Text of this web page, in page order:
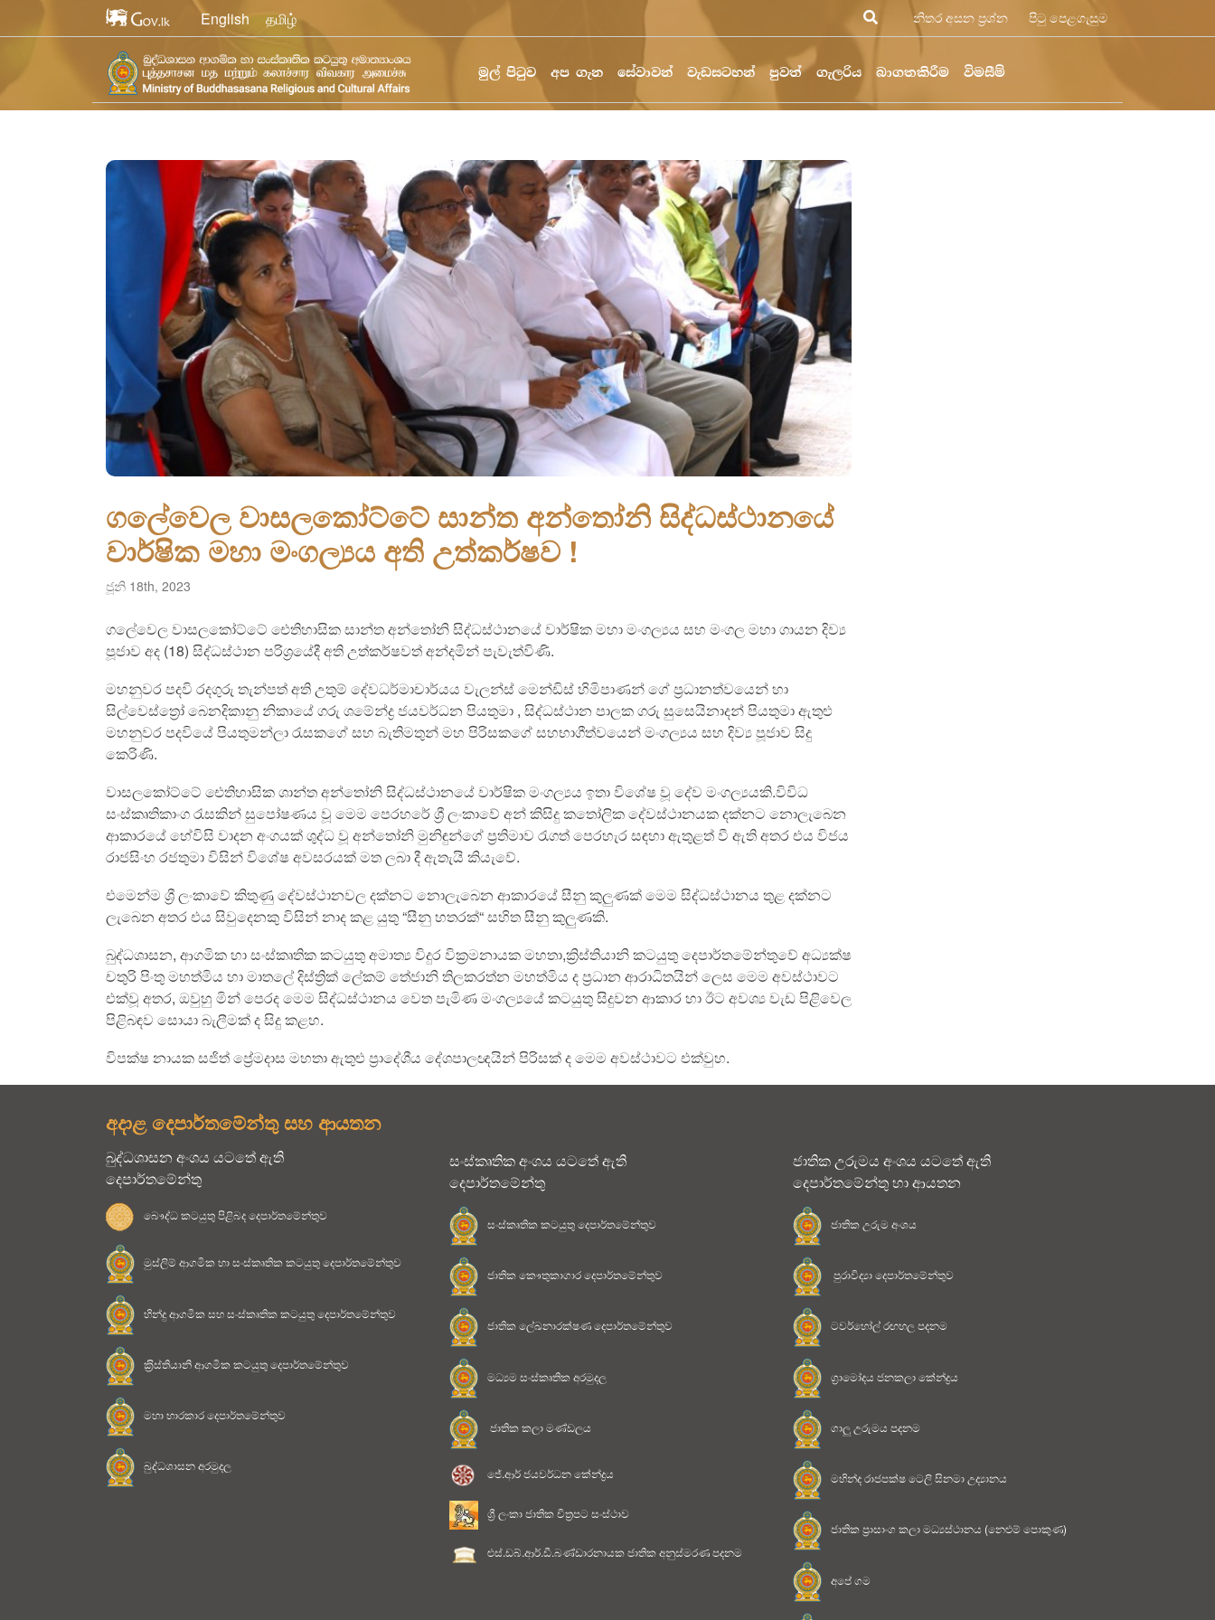
English தமிழ் නිතර අසන ප්‍රශ්න පිටු පෙළගැසුම
මුල් පිටුව අප ගැන සේවාවන් වැඩසටහන් පුවත් ගැලරිය බාගතකිරීම විමසීම්
ගලේවෙල වාසලකෝට්ටේ සාන්ත අන්තෝනි සිද්ධස්ථානයේ
වාර්ෂික මහා මංගල්‍යය අති උත්කර්ෂව !
ජූනි 18th, 2023
ගලේවෙල වාසලකෝට්ටේ ඓතිහාසික සාන්ත අන්තෝනි සිද්ධස්ථානයේ වාර්ෂික මහා මංගල්‍යය සහ මංගල මහා ගායන දිව්‍ය
පූජාව අද (18) සිද්ධස්ථාන පරිශ්‍රයේදී අති උත්කර්ෂවත් අන්දමින් පැවැත්විණි.
මහනුවර පදවි රදගුරු තැන්පත් අති උතුම් දේවධර්මාචාර්යය වැලන්ස් මෙන්ඩිස් හිමිපාණන් ගේ ප්‍රධානත්වයෙන් හා
සිල්වෙස්ත්‍රෝ බෙනදිකානු නිකායේ ගරු ශමේන්ද්‍ර ජයවර්ධන පියතුමා , සිද්ධස්ථාන පාලක ගරු සුසෙයිනාදන් පියතුමා ඇතුළු
මහනුවර පදවියේ පියතුමන්ලා රැසකගේ සහ බැතිමතුන් මහ පිරිසකගේ සහභාගීත්වයෙන් මංගල්‍යය සහ දිව්‍ය පූජාව සිදු
කෙරිණි.
වාසලකෝට්ටේ ඓතිහාසික ශාන්ත අන්තෝනි සිද්ධස්ථානයේ වාර්ෂික මංගල්‍යය ඉතා විශේෂ වූ දේව මංගල්‍යයකි.විවිධ
සංස්කෘතිකාංග රැසකින් සුපෝෂණය වූ මෙම පෙරහරේ ශ්‍රී ලංකාවේ අන් කිසිදු කතෝලික දේවස්ථානයක දක්නට නොලැබෙන
ආකාරයේ හේවිසි වාදන අංගයක් ශුද්ධ වූ අන්තෝනි මුනිඳුන්ගේ ප්‍රතිමාව රැගත් පෙරහැර සඳහා ඇතුළත් වී ඇති අතර එය විජය
රාජසිංහ රජතුමා විසින් විශේෂ අවසරයක් මත ලබා දී ඇතැයි කියැවේ.
එමෙන්ම ශ්‍රී ලංකාවේ කිතුණු දේවස්ථානවල දක්නට නොලැබෙන ආකාරයේ සීනු කුලුණක් මෙම සිද්ධස්ථානය තුළ දක්නට
ලැබෙන අතර එය සිවුදෙනකු විසින් නාද කළ යුතු “සීනු හතරක්“ සහිත සීනු කුලුණකි.
බුද්ධශාසන, ආගමික හා සංස්කෘතික කටයුතු අමාත්‍ය විදුර වික්‍රමනායක මහතා,ක්‍රිස්තියානි කටයුතු දෙපාර්තමේන්තුවේ අධ්‍යක්ෂ
චතුරි පිංතු මහත්මිය හා මාතලේ දිස්ත්‍රික් ලේකම් තේජානි තිලකරත්න මහත්මිය ද ප්‍රධාන ආරාධිතයින් ලෙස මෙම අවස්ථාවට
එක්වූ අතර, ඔවුහු මින් පෙරද මෙම සිද්ධස්ථානය වෙත පැමිණ මංගල්‍යයේ කටයුතු සිදුවන ආකාර හා ඊට අවශ්‍ය වැඩ පිළිවෙල
පිළිබඳව සොයා බැලීමක් ද සිදු කළහ.
විපක්ෂ නායක සජිත් ප්‍රේමදාස මහතා ඇතුළු ප්‍රාදේශීය දේශපාලඥයින් පිරිසක් ද මෙම අවස්ථාවට එක්වුහ.
අදාළ දෙපාර්තමේන්තු සහ ආයතන
බුද්ධශාසන අංශය යටතේ ඇති
දෙපාර්තමේන්තු
බෞද්ධ කටයුතු පිළිබද දෙපාර්තමේන්තුව
මුස්ලිම් ආගමික හා සංස්කෘතික කටයුතු දෙපාර්තමේන්තුව
හින්දු ආගමික සහ සංස්කෘතික කටයුතු දෙපාර්තමේන්තුව
ක‍්‍රිස්තියානි ආගමික කටයුතු දෙපාර්තමේන්තුව
මහා භාරකාර දෙපාර්තමේන්තුව
බුද්ධශාසන අරමුදල
සංස්කෘතික අංශය යටතේ ඇති
දෙපාර්තමේන්තු
සංස්කෘතික කටයුතු දෙපාර්තමේන්තුව
ජාතික කෞතුකාගාර දෙපාර්තමේන්තුව
ජාතික ලේඛනාරක්ෂණ දෙපාර්තමේන්තුව
මධ්‍යම සංස්කෘතික අරමුදල
ජාතික කලා මණ්ඩලය
ජේ.ආර් ජයවර්ධන කේන්ද්‍රය
ශ්‍රී ලංකා ජාතික චිත්‍රපට සංස්ථාව
ළුස්.ඩබ්.ආර්.ඩී.බණ්ඩාරනායක ජාතික අනුස්මරණ පදනම
ජාතික උරුමය අංශය යටතේ ඇති
දෙපාර්තමේන්තු හා ආයතන
ජාතික උරුම අංශය
පුරාවිද්‍යා දෙපාර්තමේන්තුව
ටවර්හෝල් රඟහල පදනම
ග්‍රාමෝදය ජනකලා කේන්ද්‍රය
ගාලු උරුමය පදනම
මහින්ද රාජපක්ෂ ටෙලි සිනමා උද්‍යානය
ජාතික ප්‍රාසාංග කලා මධ්‍යස්ථානය (නෙළුම් පොකුණ)
අපේ ගම